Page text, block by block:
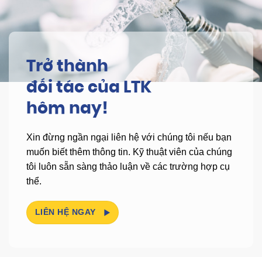
Trở thành
đối tác của LTK
hôm nay!
Xin đừng ngần ngại liên hệ với chúng tôi nếu bạn
muốn biết thêm thông tin. Kỹ thuật viên của chúng
tôi luôn sẵn sàng thảo luận về các trường hợp cụ
thể.
LIÊN HỆ NGAY